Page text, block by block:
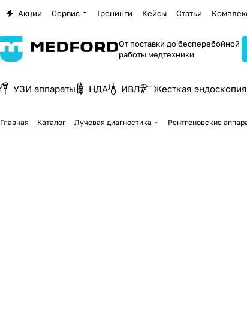
Акции Сервис Тренинги Кейсы Статьи
От поставки до бесперебойной
работы медтехники
УЗИ аппараты НДА ИВЛ Жесткая эндоскопия
Главная Каталог Лучевая диагностика Рентгеновские